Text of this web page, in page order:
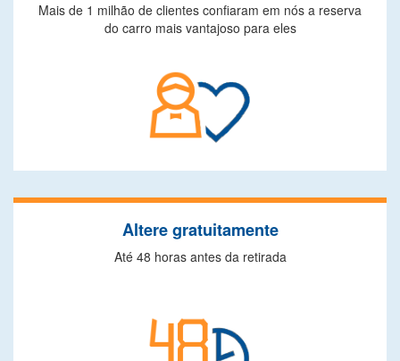
Mais de 1 milhão de clientes confiaram em nós a reserva
do carro mais vantajoso para eles
Altere gratuitamente
Até 48 horas antes da retirada